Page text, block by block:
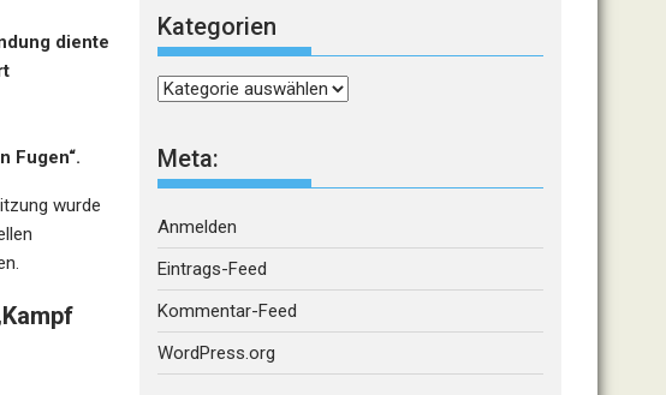
diente
Fugen“.
wurde
Kategorien
Kategorien
Meta:
Anmelden
Eintrags-Feed
Kommentar-Feed
WordPress.org